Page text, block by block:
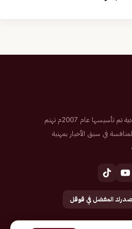
صحيفة إلكترونية سعودية تم تأسيسها عام 2007م تهتم
في سبق الأخبار بمهنية
المفضل في قوقل